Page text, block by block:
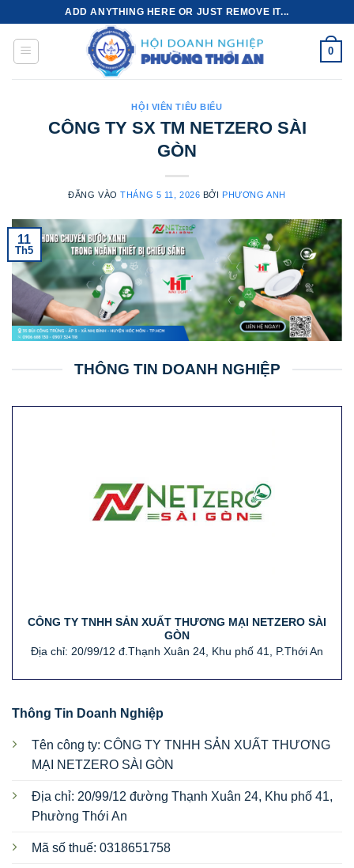
dung
ADD ANYTHING HERE OR JUST REMOVE IT...
0
HỘI VIÊN TIÊU BIỂU
CÔNG TY SX TM NETZERO SÀI
GÒN
ĐĂNG VÀOTHÁNG 5 11, 2026 BỞI PHƯƠNG ANH
11
Th5
THÔNG TIN DOANH NGHIỆP
CÔNG TY TNHH SẢN XUẤT THƯƠNG MẠI NETZERO SÀI
GÒN
Địa chỉ: 20/99/12 đ.Thạnh Xuân 24, Khu phố 41, P.Thới An
Thông Tin Doanh Nghiệp
Tên công ty: CÔNG TY TNHH SẢN XUẤT THƯƠNG
MẠI NETZERO SÀI GÒN
Địa chỉ: 20/99/12 đường Thạnh Xuân 24, Khu phố 41,
Phường Thới An
Mã số thuế: 0318651758